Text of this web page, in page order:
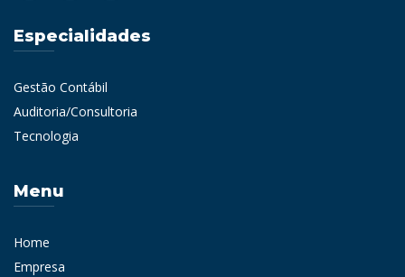
Especialidades
Gestão Contábil
Auditoria/Consultoria
Tecnologia
Menu
Home
Empresa